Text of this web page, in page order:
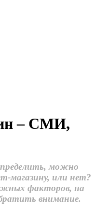
– СМИ,
можно
магазину, или нет?
факторов, на
внимание.